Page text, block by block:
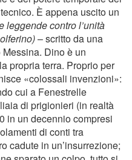
È appena uscito un
leggende contro l’unità
– scritto da una
Messina. Dino è un
propria terra. Proprio per
«colossali invenzioni»:
cui a Fenestrelle
di prigionieri (in realtà
in un decennio compresi
di conti tra
cadute in un’insurrezione;